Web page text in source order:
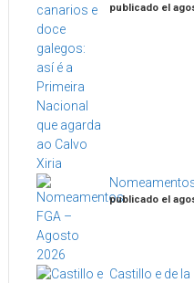
publicado el
publicado el
Castillo e de